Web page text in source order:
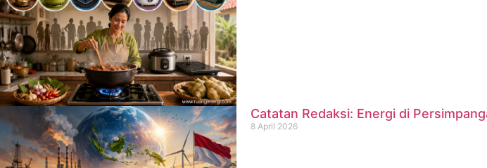
Catatan Redaksi: Energi di
8 April 2026